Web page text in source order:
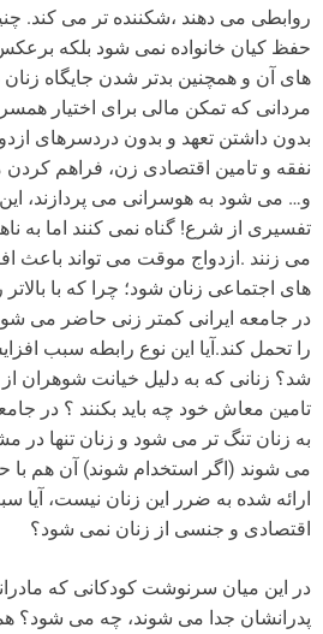
روابطی می دهند ،شکننده تر می کند.
حفظ کیان خانواده نمی شود بلکه
های آن و همچنین بدتر شدن جایگاه
مردانی که تمکن مالی برای اختیار
بدون داشتن تعهد و بدون دردسرهای
نفقه و تامین اقتصادی زن، فراهم
و… می شود به هوسرانی می پردازند،
تفسیری از شرع! گناه نمی کنند اما به
می زنند .ازدواج موقت می تواند باعث
های اجتماعی زنان شود؛ چرا که با
در جامعه ایرانی کمتر زنی حاضر می
را تحمل کند.آیا این نوع رابطه سبب
شد؟ زنانی که به دلیل خیانت شوهران
تامین معاش خود چه باید بکنند ؟ در
به زنان تنگ تر می شود و زنان تنها در
می شوند (اگر استخدام شوند) آن هم با
ارائه شده به ضرر این زنان نیست،
اقتصادی و جنسی از زنان نمی شود؟
در این میان سرنوشت کودکانی که
پدرانشان جدا می شوند، چه می شود؟